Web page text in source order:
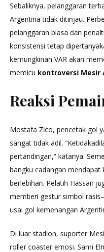
Sebaliknya, pelanggaran
Argentina tidak ditinjau.
pelanggaran biasa dan
konsistensi tetap
kemungkinan VAR akan
memicu kontroversi Mesir
Reaksi
Mostafa Zico, pencetak gol
sangat tidak adil.
pertandingan,” katanya.
bangku cadangan
berlebihan. Pelatih Hassan
memberi gestur simbol
usai gol kemenangan
Di luar stadion, suporter
roller coaster emosi. Sami